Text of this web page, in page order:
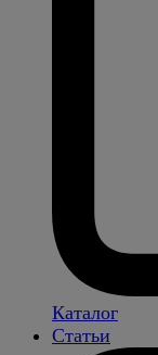
Каталог
Статьи